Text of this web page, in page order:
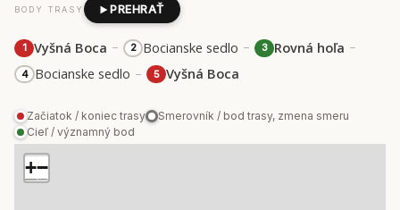
BODY TRASY PREHRAŤ
1 Vyšná Boca – 2 Bocianske sedlo – 3 Rovná hoľa –
4 Bocianske sedlo – 5 Vyšná Boca
Začiatok / koniec trasy
Smerovník / bod trasy, zmena smeru
Cieľ / významný bod
+−